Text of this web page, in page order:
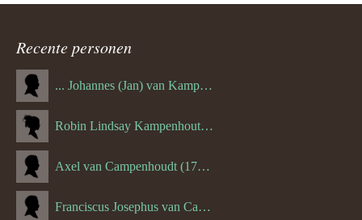
Recente personen
... Johannes (Jan) van Kampenhout (1311.)
Robin Lindsay Kampenhout (1346.) (06-03-2023)
Axel van Campenhoudt (1738.)
Franciscus Josephus van Campenhoudt (1719.) (10-08-1875)